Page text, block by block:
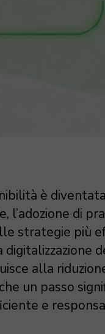
è
l’adozione di
strategie più
alla
un passo
e